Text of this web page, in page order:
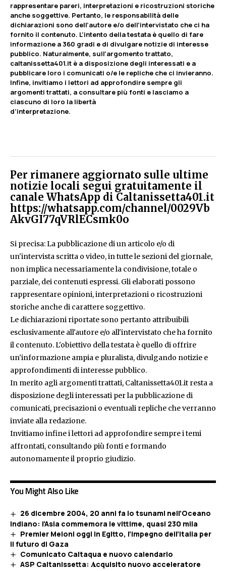
rappresentare pareri, interpretazioni e ricostruzioni storiche
anche soggettive. Pertanto, le responsabilità delle
dichiarazioni sono dell’autore e/o dell’intervistato che ci ha
fornito il contenuto. L’intento della testata è quello di fare
informazione a 360 gradi e di divulgare notizie di interesse
pubblico. Naturalmente, sull’argomento trattato,
caltanissetta401.it è a disposizione degli interessati e a
pubblicare loro i comunicati o/e le repliche che ci invieranno.
Infine, invitiamo i lettori ad approfondire sempre gli
argomenti trattati, a consultare più fonti e lasciamo a
ciascuno di loro la libertà
d’interpretazione.
Per rimanere aggiornato sulle ultime
notizie locali segui gratuitamente il
canale WhatsApp di Caltanissetta401.it
https://whatsapp.com/channel/0029Vb
AkvGI77qVRlECsmk0o
Si precisa: La pubblicazione di un articolo e/o di
un'intervista scritta o video, in tutte le sezioni del giornale,
non implica necessariamente la condivisione, totale o
parziale, dei contenuti espressi. Gli elaborati possono
rappresentare opinioni, interpretazioni o ricostruzioni
storiche anche di carattere soggettivo.
Le dichiarazioni riportate sono pertanto attribuibili
esclusivamente all'autore e/o all'intervistato che ha fornito
il contenuto. L'obiettivo della testata è quello di offrire
un'informazione ampia e pluralista, divulgando notizie e
approfondimenti di interesse pubblico.
In merito agli argomenti trattati, Caltanissetta401.it resta a
disposizione degli interessati per la pubblicazione di
comunicati, precisazioni o eventuali repliche che verranno
inviate alla redazione.
Invitiamo infine i lettori ad approfondire sempre i temi
affrontati, consultando più fonti e formando
autonomamente il proprio giudizio.
You Might Also Like
26 dicembre 2004, 20 anni fa lo tsunami nell’Oceano
Indiano: l’Asia commemora le vittime, quasi 230 mila
Premier Meloni oggi in Egitto, l’impegno dell’Italia per
il futuro di Gaza
Comunicato Caltaqua e nuovo calendario
ASP Caltanissetta: 𝐀cquisito nuovo acceleratore